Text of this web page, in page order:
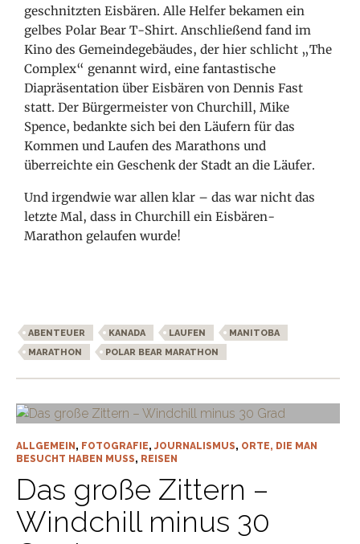
geschnitzten Eisbären. Alle Helfer bekamen ein
gelbes Polar Bear T-Shirt. Anschließend fand im
Kino des Gemeindegebäudes, der hier schlicht „The
Complex“ genannt wird, eine fantastische
Diapräsentation über Eisbären von Dennis Fast
statt. Der Bürgermeister von Churchill, Mike
Spence, bedankte sich bei den Läufern für das
Kommen und Laufen des Marathons und
überreichte ein Geschenk der Stadt an die Läufer.
Und irgendwie war allen klar – das war nicht das
letzte Mal, dass in Churchill ein Eisbären-
Marathon gelaufen wurde!
ABENTEUER KANADA LAUFEN
MANITOBA
MARATHON
POLAR BEAR MARATHON
ALLGEMEIN, FOTOGRAFIE, JOURNALISMUS, ORTE, DIE MAN
BESUCHT HABEN MUSS, REISEN
Das große Zittern –
Windchill minus 30